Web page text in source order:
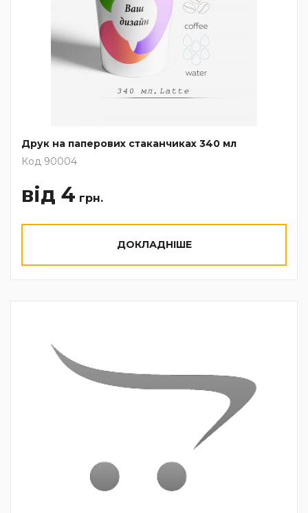
Друк на паперових стаканчиках 340 мл
Код 90004
від 4 грн.
ДОКЛАДНІШЕ